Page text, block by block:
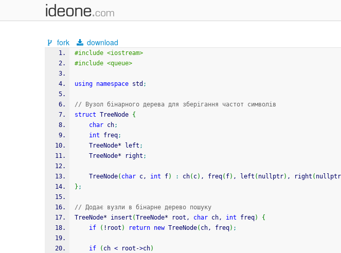
fork download
#include <iostream>
#include <queue>
using namespace std ;
// Вузол бінарного дерева для зберігання частот символів
struct TreeNode {
char ch;
int freq;
    TreeNode
* left ;
    TreeNode
* right ;
    TreeNode
( char c, int f) : ch( c) , freq( f) , left ( nullptr) , right ( nullptr
} ;
// Додає вузли в бінарне дерево пошуку
TreeNode* insert (TreeNode* root, char ch, int freq)
{
if
( ! root ) return new TreeNode( ch, freq) ;
if ( ch < root ->ch)